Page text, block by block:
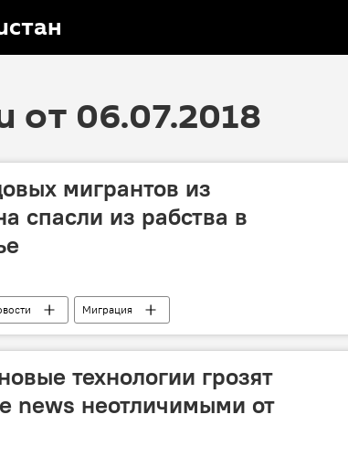
от 06.07.2018
мигрантов из
спасли из рабства в
Миграция
Азии в России
Кыргызстан рабство
технологии грозят
news неотличимыми от